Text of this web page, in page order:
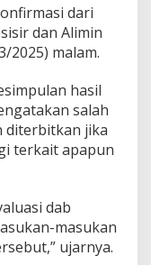
dari
dan Alimin
2025) malam.
hasil
salah
diterbitkan jika
terkait apapun
dab
masukan
ujarnya.